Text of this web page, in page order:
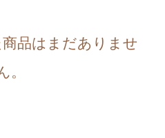
品はまだありませ
。